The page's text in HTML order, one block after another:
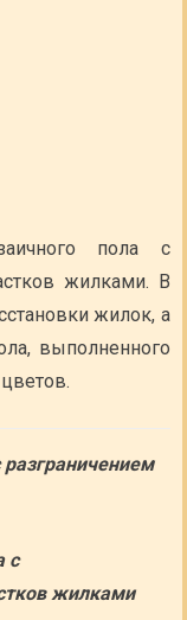
пола с
жилками. В
жилок, а
выполненного